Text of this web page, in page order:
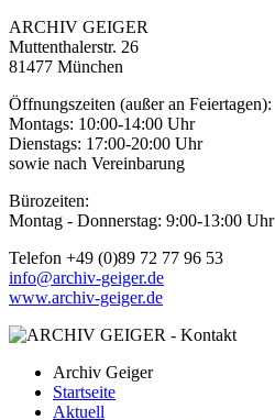
ARCHIV GEIGER
Muttenthalerstr. 26
81477 München
Öffnungszeiten (außer an Feiertagen):
Montags: 10:00-14:00 Uhr
Dienstags: 17:00-20:00 Uhr
sowie nach Vereinbarung
Bürozeiten:
Montag - Donnerstag: 9:00-13:00 Uhr
Telefon +49 (0)89 72 77 96 53
info@archiv-geiger.de
www.archiv-geiger.de
Archiv Geiger
Startseite
Aktuell